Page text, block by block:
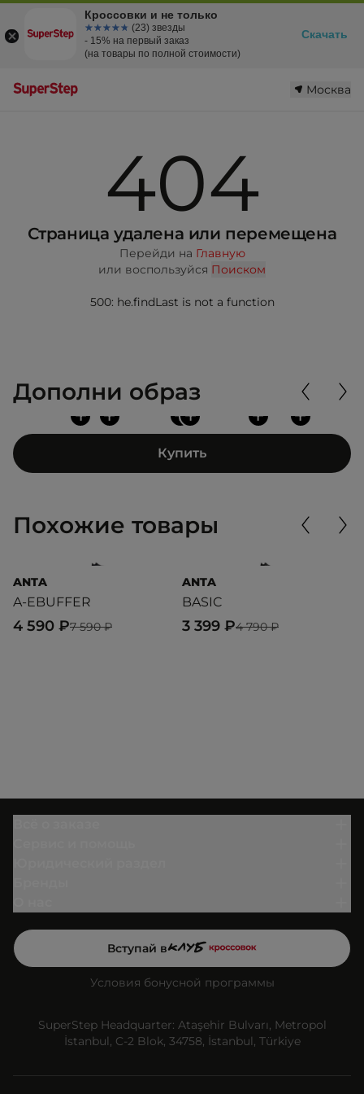
Москва
404
Страница удалена или перемещена
Перейди на Главную
или воспользуйся Поиском
500: he.findLast is not a function
Дополни образ
+
+
+ + +
+
Купить
Похожие товары
ANTA
A-EBUFFER
7 590 ₽
4 590 ₽
ANTA
BASIC
4 790 ₽
3 399 ₽
Вступай в
Условия бонусной программы
SuperStep Headquarter: Ataşehir Bulvarı, Metropol
İstanbul, C-2 Blok, 34758, İstanbul, Türkiye
Кроссовки и не только
☆☆☆☆☆
★★★★★ (23) звезды
- 15% на первый заказ
(на товары по полной стоимости)
Скачать